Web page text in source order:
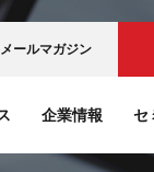
企業情報 セ
メールマガジン